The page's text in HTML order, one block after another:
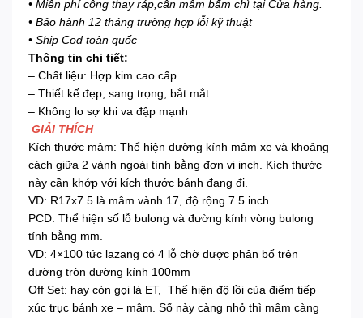
• Miễn phí công thay ráp,cân mâm bấm chì tại Cửa hàng.
• Bảo hành 12 tháng trường hợp lỗi kỹ thuật
• Ship Cod toàn quốc
Thông tin chi tiết:
– Chất liệu: Hợp kim cao cấp
– Thiết kế đẹp, sang trọng, bắt mắt
– Không lo sợ khi va đập mạnh
GIẢI THÍCH
Kích thước mâm: Thể hiện đường kính mâm xe và khoảng
cách giữa 2 vành ngoài tính bằng đơn vị inch. Kích thước
này cần khớp với kích thước bánh đang đi.
VD: R17x7.5 là mâm vành 17, độ rộng 7.5 inch
PCD: Thể hiện số lỗ bulong và đường kính vòng bulong
tính bằng mm.
VD: 4×100 tức lazang có 4 lỗ chờ được phân bố trên
đường tròn đường kính 100mm
Off Set: hay còn gọi là ET, Thể hiện độ lồi của điểm tiếp
xúc trục bánh xe – mâm. Số này càng nhỏ thì mâm càng